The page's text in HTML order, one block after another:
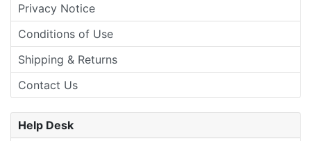
Privacy Notice
Conditions of Use
Shipping & Returns
Contact Us
Help Desk